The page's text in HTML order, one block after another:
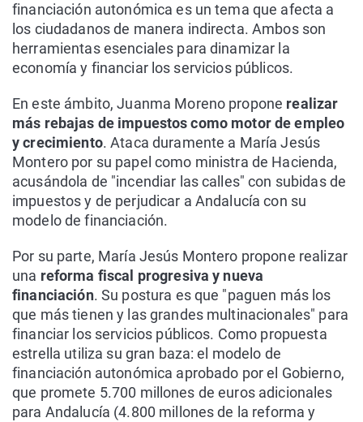
financiación autonómica es un tema que afecta a
los ciudadanos de manera indirecta. Ambos son
herramientas esenciales para dinamizar la
economía y financiar los servicios públicos.
En este ámbito, Juanma Moreno propone realizar
más rebajas de impuestos como motor de empleo
y crecimiento. Ataca duramente a María Jesús
Montero por su papel como ministra de Hacienda,
acusándola de "incendiar las calles" con subidas de
impuestos y de perjudicar a Andalucía con su
modelo de financiación.
Por su parte, María Jesús Montero propone realizar
una reforma fiscal progresiva y nueva
financiación. Su postura es que "paguen más los
que más tienen y las grandes multinacionales" para
financiar los servicios públicos. Como propuesta
estrella utiliza su gran baza: el modelo de
financiación autonómica aprobado por el Gobierno,
que promete 5.700 millones de euros adicionales
para Andalucía (4.800 millones de la reforma y